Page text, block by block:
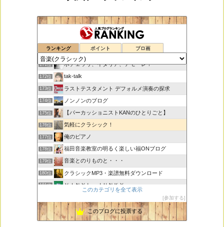
ランキング ポイント ブロ画
思えば遠くへ来たもんだ
170位 室内楽コンサート・レッスンいたします
171位 ボチェッリ、イタリア、アモーレ！
172位 tak-talk
173位 ラストテスタメント デフォルメ演奏の探求
174位 ノンノンのブログ
175位 【パーカッショニストKANのひとりごと】
176位 気軽にクラシック！
177位 俺のピアノ
178位 福田音楽教室の明るく楽しい福ONブログ
179位 音楽とのりものと・・・
180位 クラシックMP3・楽譜無料ダウンロード
181位 ＶＩＮＹＬ ＪＵＮＫＹ
183位 未来の音楽研究所 音楽哲学・思想 平林 遼
このカテゴリを全て表示
参加する
このブログに投票する